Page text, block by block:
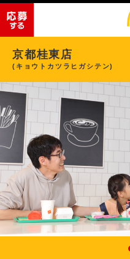
京都桂東店
(キョウトカツラヒガシテン)